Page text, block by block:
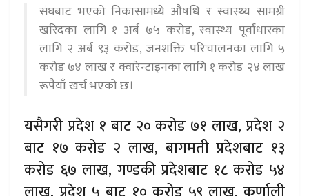
संघबाट भएको निकासामध्ये औषधि र स्वास्थ्य सामग्री
खरिदका लागि १ अर्ब ७५ करोड, स्वास्थ्य पूर्वाधारका
लागि २ अर्ब ९३ करोड, जनशक्ति परिचालनका लागि ५
करोड ७४ लाख र क्वारेन्टाइनका लागि १ करोड २४ लाख
रूपैयाँ खर्च भएको छ।
यसैगरी प्रदेश १ बाट २० करोड ७१ लाख, प्रदेश २
बाट १७ करोड २ लाख, बागमती प्रदेशबाट १३
करोड ६७ लाख, गण्डकी प्रदेशबाट १८ करोड ५४